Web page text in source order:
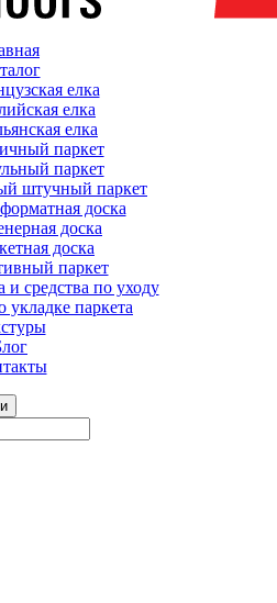
елка
елка
елка
паркет
паркет
штучный паркет
доска
доска
доска
паркет
и средства по уходу
укладке паркета